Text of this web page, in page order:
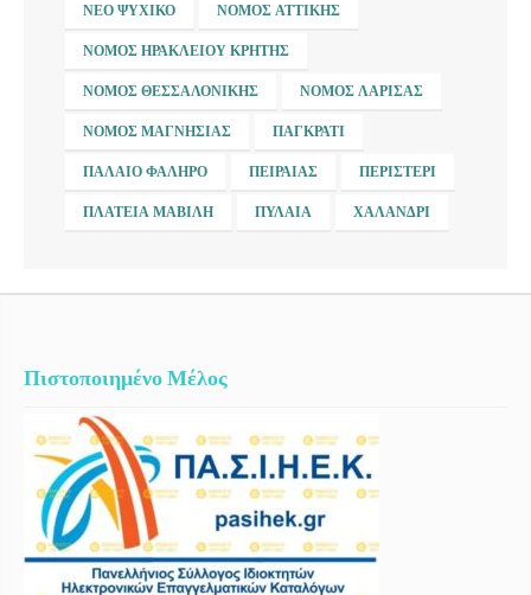
ΝΈΟ ΨΥΧΙΚΌ ΝΟΜΌΣ ΑΤΤΙΚΉΣ
ΝΟΜΌΣ ΗΡΑΚΛΕΊΟΥ ΚΡΉΤΗΣ
ΝΟΜΌΣ ΘΕΣΣΑΛΟΝΊΚΗΣ ΝΟΜΌΣ ΛΆΡΙΣΑΣ
ΝΟΜΌΣ ΜΑΓΝΗΣΊΑΣ ΠΑΓΚΡΆΤΙ
ΠΑΛΑΙΌ ΦΆΛΗΡΟ ΠΕΙΡΑΙΆΣ ΠΕΡΙΣΤΈΡΙ
ΠΛΑΤΕΊΑ ΜΑΒΊΛΗ ΠΥΛΑΊΑ ΧΑΛΆΝΔΡΙ
Πιστοποιημένο Μέλος